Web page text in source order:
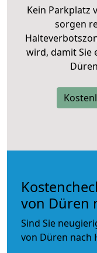
Kein Parkplatz
sorgen
wird, damit Sie
von Düren
Sind Sie
von Düren nach